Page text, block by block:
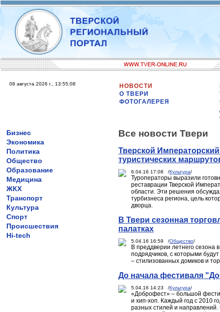
08 августа 2026 г., 13:55:08
НОВОСТИ
О ТВЕРИ
ФОТОГАЛЕРЕЯ
Бизнес
Экономика
Политика
Общество
Образование
Медицина
ЖКХ
Транспорт
Культура
Спорт
Происшествия
Hi-tech
Все новости Твери
Тверской
туристических
6.04.16 17:08 /Культура/
Туроператоры выразили
реставрации Тверской
области. Эти решения
турбизнеса региона, цель
дворца.
В Твери сезонная
палатках
5.04.16 16:59 /Общество/
В преддверии летнего сезона
подрядчиков, с которыми
– стилизованных домиков и
До начала фестиваля
5.04.16 14:23 /Культура/
«Доброфест» – большой
и хип-хоп. Каждый год с 2010
разных стилей и направлений.